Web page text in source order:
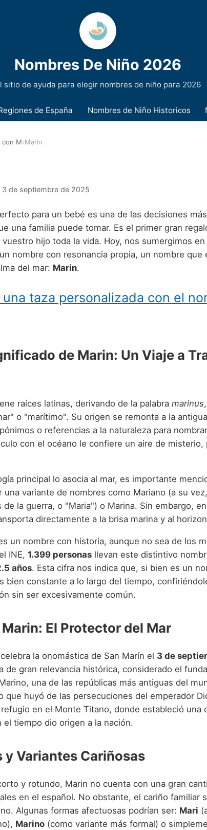
Nombres De Niño 2026
sitio de ayuda para elegir nombres de niño para 2026
de España Nombres de Niño Historicos
con M›Marin
3 de septiembre de 2025
para un bebé es una de las decisiones
una familia puede tomar. Es el primer gran
vuestro hijo toda la vida. Hoy, nos sumergimos en
nombre con resonancia propia, un nombre que
del mar: Marin.
una taza personalizada con el
de Marin: Un Viaje a
raíces latinas, derivando de la palabra marinus
o "marítimo". Su origen se remonta a la
o referencias a la naturaleza para
con el océano le confiere un aire de misterio,
principal lo asocia al mar, es importante
una variante de nombres como Mariano (a su
la guerra, o "Maria") o Marina. Sin embargo,
directamente a la brisa marina y al
un nombre con historia, aunque no sea de los
INE, 1.399 personas llevan este distintivo
años. Esta cifra nos indica que, si bien es un
bien constante a lo largo del tiempo,
sin ser excesivamente común.
El Protector del Mar
la onomástica de San Marín el 3 de
de gran relevancia histórica, considerado el
una de las repúblicas más antiguas del
que huyó de las persecuciones del emperador
en el Monte Titano, donde estableció una
el tiempo dio origen a la nación.
Variantes Cariñosas
y rotundo, Marin no cuenta con una gran
en el español. No obstante, el cariño familiar
Algunas formas afectuosas podrían ser: Mari
Marino (como variante más formal) o